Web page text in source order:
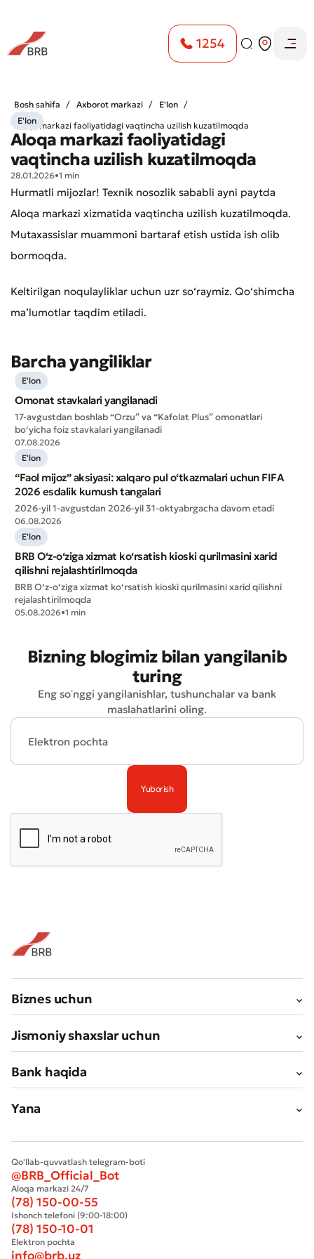
1254
Xizmat sifatini baholang
Yomon Aʼlo
Murojaat qoldirish
Bosh sahifa Axborot markazi
E'lon
Aloqa markazi faoliyatidagi vaqtincha uzilish kuzatilmoqda
E'lon
Aloqa markazi faoliyatidagi
vaqtincha uzilish kuzatilmoqda
28.01.2026•1 min
Hurmatli mijozlar! Texnik nosozlik sababli ayni paytda
Aloqa markazi xizmatida vaqtincha uzilish kuzatilmoqda.
Mutaxassislar muammoni bartaraf etish ustida ish olib
bormoqda.
Keltirilgan noqulayliklar uchun uzr so‘raymiz. Qo‘shimcha
ma’lumotlar taqdim etiladi.
Barcha yangiliklar
E'lon
Omonat stavkalari yangilanadi
17-avgustdan boshlab “Orzu” va “Kafolat Plus” omonatlari
bo‘yicha foiz stavkalari yangilanadi
07.08.2026
E'lon
“Faol mijoz” aksiyasi: xalqaro pul o‘tkazmalari uchun FIFA
2026 esdalik kumush tangalari
2026-yil 1-avgustdan 2026-yil 31-oktyabrgacha davom etadi
06.08.2026
E'lon
BRB O‘z-o‘ziga xizmat ko‘rsatish kioski qurilmasini xarid
qilishni rejalashtirilmoqda
BRB O‘z-o‘ziga xizmat ko‘rsatish kioski qurilmasini xarid qilishni
rejalashtirilmoqda
05.08.2026•1 min
Bizning blogimiz bilan yangilanib
turing
Eng soʻnggi yangilanishlar, tushunchalar va bank
maslahatlarini oling.
Biznes uchun
Jismoniy shaxslar uchun
Bank haqida
Yana
Qo'llab-quvvatlash telegram-boti
@BRB_Official_Bot
Aloqa markazi 24/7
(78) 150-00-55
Ishonch telefoni (9:00-18:00)
(78) 150-10-01
Elektron pochta
info@brb.uz